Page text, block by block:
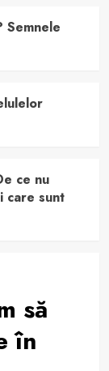
Semnele
ce nu
care sunt
să
în